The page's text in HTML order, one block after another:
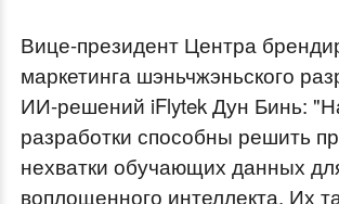
Вице-президент Центра
маркетинга шэньчжэньского
ИИ-решений iFlytek Дун Бинь:
разработки способны решить
нехватки обучающих данных
воплощенного интеллекта. Их